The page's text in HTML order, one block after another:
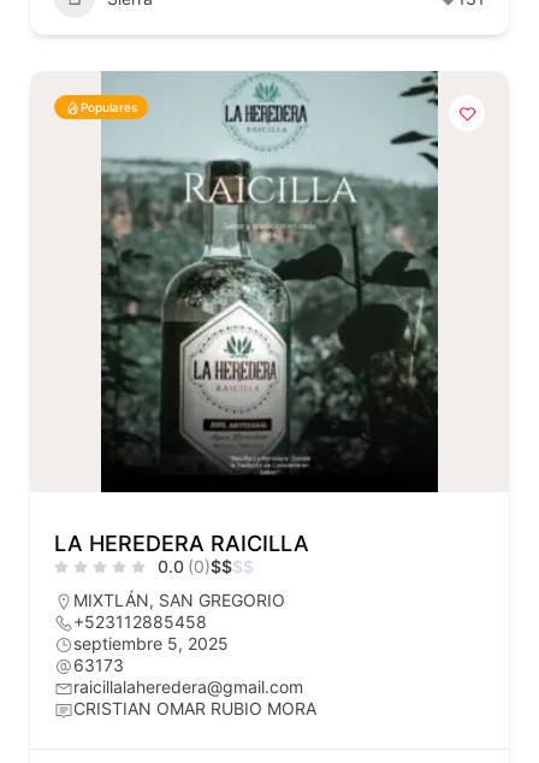
Populares
LA HEREDERA RAICILLA
0.0 (0)$$$$
MIXTLÁN, SAN GREGORIO
+523112885458
septiembre 5, 2025
63173
raicillalaheredera@gmail.com
CRISTIAN OMAR RUBIO MORA